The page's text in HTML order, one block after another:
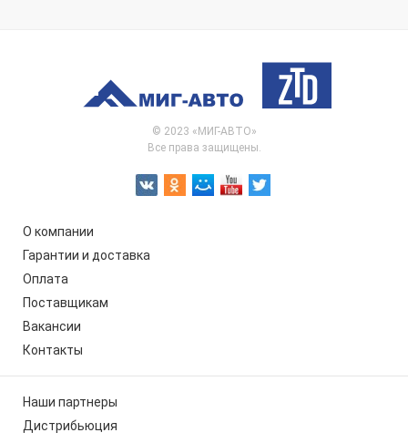
© 2023 «МИГ-АВТО»
Все права защищены.
О компании
Гарантии и доставка
Оплата
Поставщикам
Вакансии
Контакты
Наши партнеры
Дистрибьюция